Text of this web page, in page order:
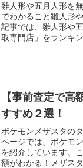
雛人形や五月人形を
でわかること雛人形
記事では、雛人形や
取専門店」をランキ
【事前査定で
すすめ２選！
ポケモンメザスタの
ページでは、ポケモ
を紹介しています。
額がわかる！メザス